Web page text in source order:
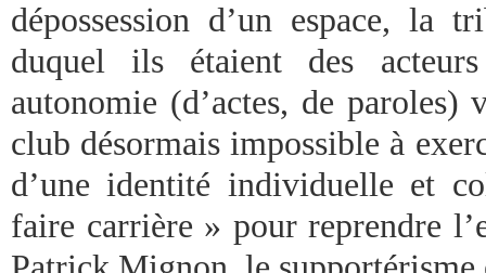
dépossession d’un espace, la
duquel ils étaient des acteurs
autonomie (d’actes, de paroles)
club désormais impossible à
d’une identité individuelle et
faire carrière » pour reprendre